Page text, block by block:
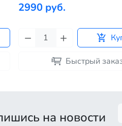
2990 руб.
Быстрый
на новости